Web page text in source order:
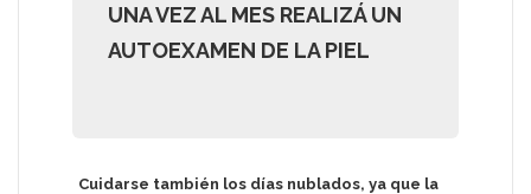
UNA VEZ AL MES REALIZÁ UN
AUTOEXAMEN DE LA PIEL
Cuidarse también los días nublados, ya que la